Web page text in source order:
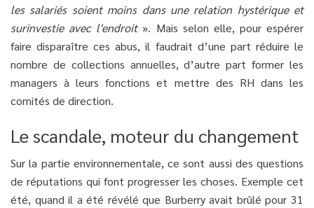
les salariés soient moins dans une relation hystérique et
surinvestie avec l'endroit». Mais selon elle, pour espérer
faire disparaître ces abus, il faudrait d’une part réduire le
nombre de collections annuelles, d’autre part former les
managers à leurs fonctions et mettre des RH dans les
comités de direction.
Le scandale, moteur du changement
Sur la partie environnementale, ce sont aussi des questions
de réputations qui font progresser les choses. Exemple cet
été, quand il a été révélé que Burberry avait brûlé pour 31